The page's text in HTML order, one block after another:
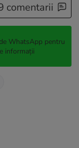
comentarii
WhatsApp pentru
informații